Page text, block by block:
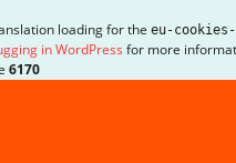
loading for the eu-
in WordPress for more
6170